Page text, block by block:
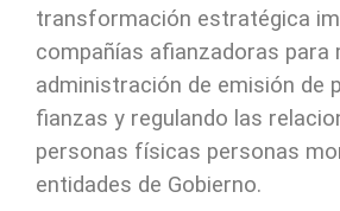
transformación estratégica
compañías afianzadoras para
administración de emisión de
fianzas y regulando las
personas físicas personas
entidades de Gobierno.